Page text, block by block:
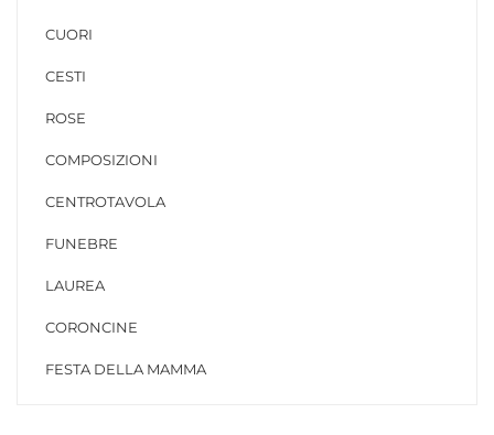
CUORI
CESTI
ROSE
COMPOSIZIONI
CENTROTAVOLA
FUNEBRE
LAUREA
CORONCINE
FESTA DELLA MAMMA